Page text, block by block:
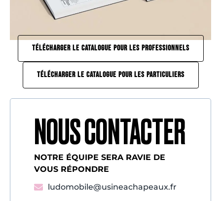
TÉLÉCHARGER LE CATALOGUE POUR LES PROFESSIONNELS
TÉLÉCHARGER LE CATALOGUE POUR LES PARTICULIERS
NOUS CONTACTER
NOTRE ÉQUIPE SERA RAVIE DE
VOUS RÉPONDRE
ludomobile@usineachapeaux.fr